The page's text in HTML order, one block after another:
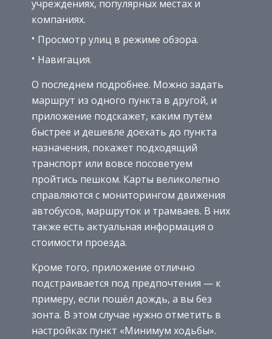
учреждениях, популярных местах и
компаниях.
Просмотр улиц в режиме обзора.
Навигация.
О последнем подробнее. Можно задать
маршрут из одного пункта в другой, и
приложение подскажет, каким путём
быстрее и дешевле доехать до пункта
назначения, покажет подходящий
транспорт или вовсе посоветуем
пройтись пешком. Карты великолепно
справляются с мониторингом движения
автобусов, маршруток и трамваев. В них
также есть актуальная информация о
стоимости проезда.
Кроме того, приложение отлично
подстраивается под предпочтения — к
примеру, если пошёл дождь, а вы без
зонта. В этом случае нужно отметить в
настройках пункт «Минимум ходьбы».